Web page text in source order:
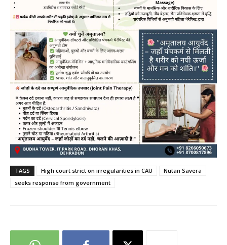
TAGS High court strict on irregularities in CAU
Nutan Savera
seeks response from government